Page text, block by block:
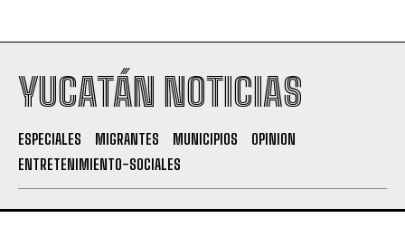
YUCATÁN NOTICIAS
ESPECIALES MIGRANTES MUNICIPIOS
OPINION
ENTRETENIMIENTO-SOCIALES